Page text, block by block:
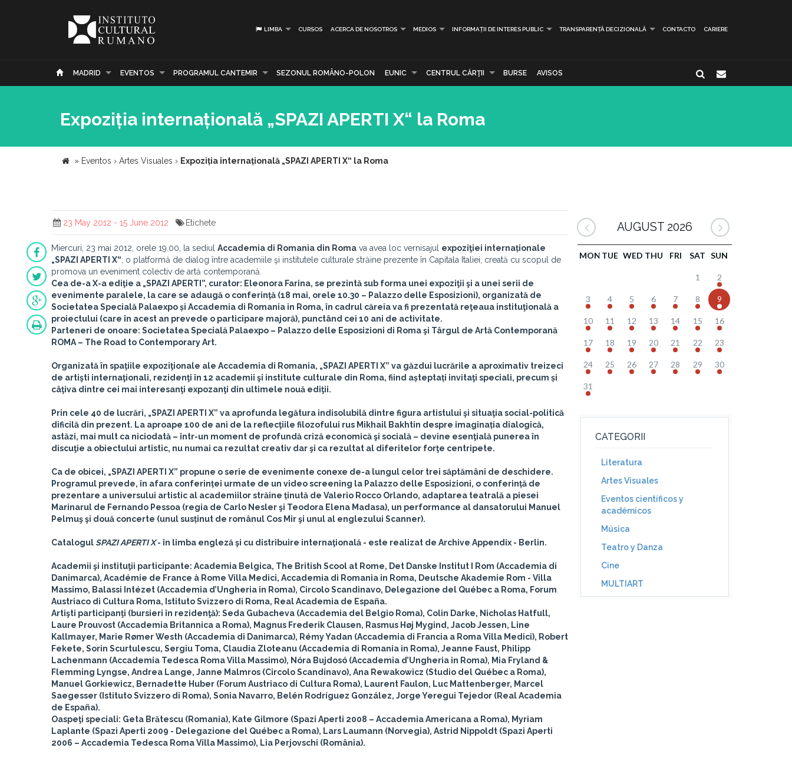
LIMBA CURSOS ACERCA DE NOSOTROS MEDIOS INFORMAȚII DE INTERES PUBLIC TRANSPARENȚĂ DECIZIONALĂ CONTACTO CARIERE
MADRID EVENTOS PROGRAMUL CANTEMIR SEZONUL ROMÂNO-POLON EUNIC CENTRUL CĂRŢII BURSE AVISOS
Expoziția internațională „SPAZI APERTI X“ la Roma
» Eventos › Artes Visuales › Expoziția internațională „SPAZI APERTI X“ la Roma
23 May 2012 - 15 June 2012 Etichete
Miercuri, 23 mai 2012, orele 19.00, la sediul Accademia di Romania din Roma va avea loc vernisajul expoziţiei internaționale
„SPAZI APERTI X“ , o platformă de dialog între academiile şi institutele culturale străine prezente în Capitala Italiei, creată cu scopul de
promova un eveniment colectiv de artă contemporană.
Cea de-a X-a ediţie a „SPAZI APERTI”, curator: Eleonora Farina, se prezintă sub forma unei expoziţii şi a unei serii de
evenimente paralele, la care se adaugă o conferință (18 mai, orele 10.30 – Palazzo delle Esposizioni), organizată de
Societatea Specială Palaexpo și Accademia di Romania in Roma, în cadrul căreia va fi prezentată reţeaua instituţională a
proiectului (care în acest an prevede o participare majoră), punctând cei 10 ani de activitate.
Parteneri de onoare: Societatea Specială Palaexpo – Palazzo delle Esposizioni di Roma şi Târgul de Artă Contemporană
ROMA – The Road to Contemporary Art.
Organizată în spaţiile expoziţionale ale Accademia di Romania, „SPAZI APERTI X” va găzdui lucrările a aproximativ treizeci
de artişti internaţionali, rezidenţi în 12 academii şi institute culturale din Roma, fiind așteptați invitaţi speciali, precum și
câţiva dintre cei mai interesanţi expozanţi din ultimele nouă ediţii.
Prin cele 40 de lucrări, „SPAZI APERTI X” va aprofunda legătura indisolubilă dintre figura artistului şi situaţia social-politică
dificilă din prezent. La aproape 100 de ani de la reflecţiile filozofului rus Mikhail Bakhtin despre imaginația dialogică,
astăzi, mai mult ca niciodată – într-un moment de profundă criză economică şi socială – devine esenţială punerea în
discuţie a obiectului artistic, nu numai ca rezultat creativ dar şi ca rezultat al diferitelor forţe centripete.
Ca de obicei, „SPAZI APERTI X” propune o serie de evenimente conexe de-a lungul celor trei săptămâni de deschidere.
Programul prevede, în afara conferinței urmate de un video screening la Palazzo delle Esposizioni, o conferință de
prezentare a universului artistic al academiilor străine ținută de Valerio Rocco Orlando, adaptarea teatrală a piesei
Marinarul de Fernando Pessoa (regia de Carlo Nesler şi Teodora Elena Madasa), un performance al dansatorului Manuel
Pelmuş şi două concerte (unul susținut de românul Cos Mir şi unul al englezului Scanner).
CatalogulSPAZI APERTI X- în limba engleză şi cu distribuire internaţională - este realizat de Archive Appendix - Berlin.
Academii şi instituţii participante: Academia Belgica, The British Scool at Rome, Det Danske Institut I Rom (Accademia di
Danimarca), Académie de France à Rome Villa Medici, Accademia di Romania in Roma, Deutsche Akademie Rom - Villa
Massimo, Balassi Intézet (Accademia d’Ungheria in Roma), Circolo Scandinavo, Delegazione del Québec a Roma, Forum
Austriaco di Cultura Roma, Istituto Svizzero di Roma, Real Academia de España.
Artişti participanţi (bursieri în rezidenţă): Seda Gubacheva (Accademia del Belgio Roma), Colin Darke, Nicholas Hatfull,
Laure Prouvost (Accademia Britannica a Roma), Magnus Frederik Clausen, Rasmus Høj Mygind, Jacob Jessen, Line
Kallmayer, Marie Rømer Westh (Accademia di Danimarca), Rémy Yadan (Accademia di Francia a Roma Villa Medici), Robert
Fekete, Sorin Scurtulescu, Sergiu Toma, Claudia Zloteanu (Accademia di Romania in Roma), Jeanne Faust, Philipp
Lachenmann (Accademia Tedesca Roma Villa Massimo), Nóra Bujdosó (Accademia d’Ungheria in Roma), Mia Fryland &
Flemming Lyngse, Andrea Lange, Janne Malmros (Circolo Scandinavo), Ana Rewakowicz (Studio del Québec a Roma),
Manuel Gorkiewicz, Bernadette Huber (Forum Austriaco di Cultura Roma), Laurent Faulon, Luc Mattenberger, Marcel
Saegesser (Istituto Svizzero di Roma), Sonia Navarro, Belén Rodríguez González, Jorge Yeregui Tejedor (Real Academia
de España).
Oaspeţi speciali: Geta Brătescu (Romania), Kate Gilmore (Spazi Aperti 2008 – Accademia Americana a Roma), Myriam
Laplante (Spazi Aperti 2009 - Delegazione del Québec a Roma), Lars Laumann (Norvegia), Astrid Nippoldt (Spazi Aperti
2006 – Accademia Tedesca Roma Villa Massimo), Lia Perjovschi (România).
AUGUST 2026
MON TUE WED THU FRI SAT SUN
1 2
3 4 5 6 7 8 9
10 11 12 13 14 15 16
17 18 19 20 21 22 23
24 25 26 27 28 29 30
31
CATEGORII
Literatura
Artes Visuales
Eventos científicos y
académicos
Música
Teatro y Danza
Cine
MULTIART